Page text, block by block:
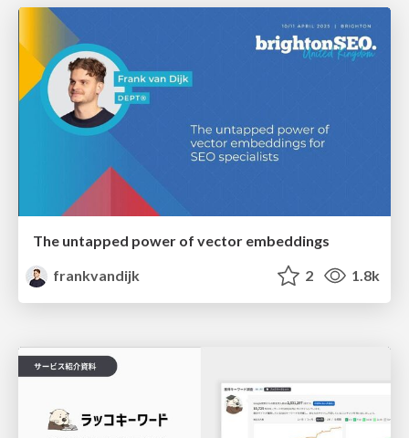
The untapped power of vector embeddings
frankvandijk
2 1.8k